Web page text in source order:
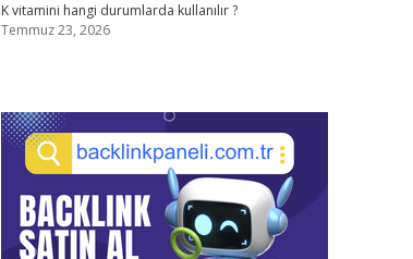
K vitamini hangi durumlarda kullanılır ?
Temmuz 23, 2026